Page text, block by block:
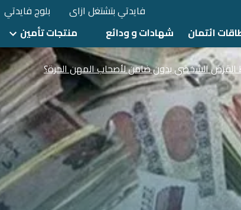
فايدتي بتشتغل ازاى بلوج فايدتي
ائتمان شهادات و ودائع منتجات تأمين
القرض الشخصي بدون ضامن لأصحاب المهن الحرة؟